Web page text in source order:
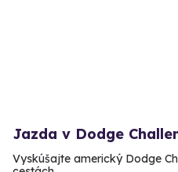
Jazda v Dodge
Vyskúšajte americký Dodge